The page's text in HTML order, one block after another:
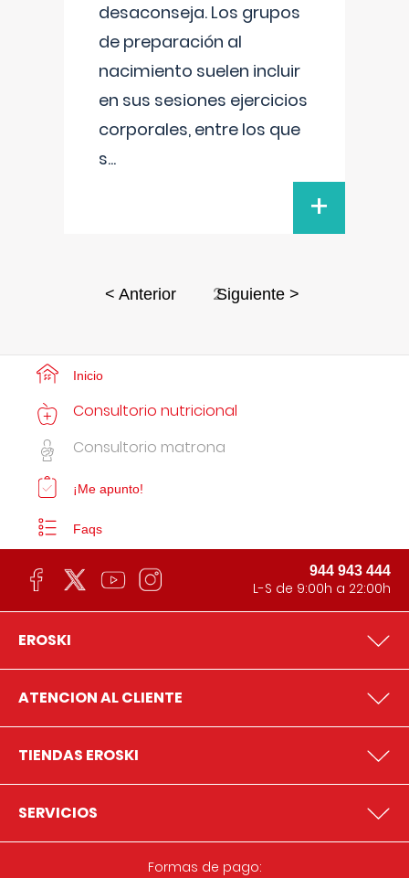
desaconseja. Los grupos
de preparación al
nacimiento suelen incluir
en sus sesiones ejercicios
corporales, entre los que
s...
+
< Anterior 2Siguiente >
Inicio
Consultorio nutricional
Consultorio matrona
¡Me apunto!
Faqs
944 943 444
L-S de 9:00h a 22:00h
EROSKI
ATENCION AL CLIENTE
TIENDAS EROSKI
SERVICIOS
Formas de pago: